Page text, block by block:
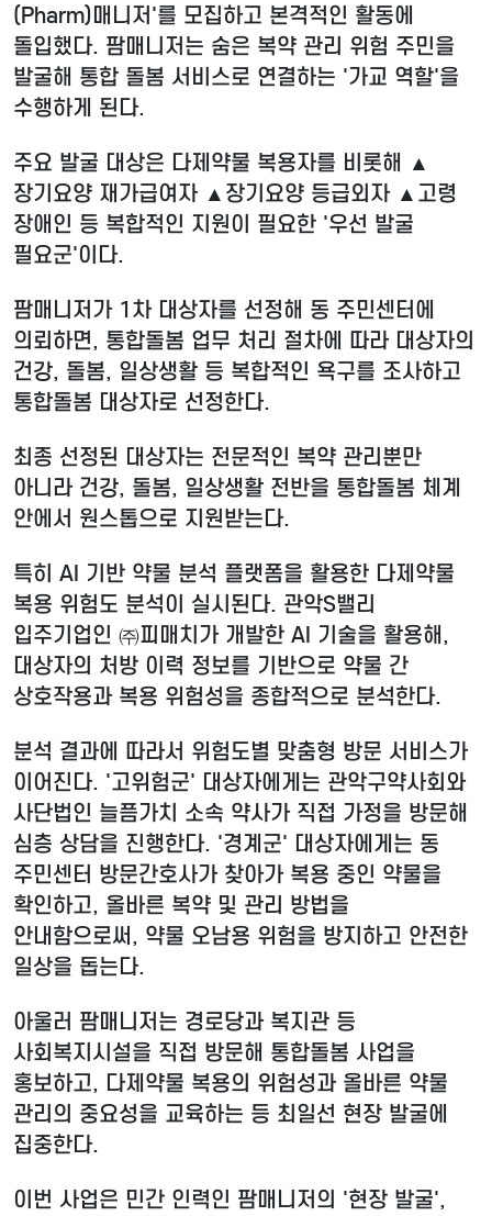
(Pharm)매니저'를 모집하고 본격적인 활동에
돌입했다. 팜매니저는 숨은 복약 관리 위험 주민을
발굴해 통합 돌봄 서비스로 연결하는 '가교 역할'을
수행하게 된다.
주요 발굴 대상은 다제약물 복용자를 비롯해 ▲
장기요양 재가급여자 ▲장기요양 등급외자 ▲고령
장애인 등 복합적인 지원이 필요한 '우선 발굴
필요군'이다.
팜매니저가 1차 대상자를 선정해 동 주민센터에
의뢰하면, 통합돌봄 업무 처리 절차에 따라 대상자의
건강, 돌봄, 일상생활 등 복합적인 욕구를 조사하고
통합돌봄 대상자로 선정한다.
최종 선정된 대상자는 전문적인 복약 관리뿐만
아니라 건강, 돌봄, 일상생활 전반을 통합돌봄 체계
안에서 원스톱으로 지원받는다.
특히 AI 기반 약물 분석 플랫폼을 활용한 다제약물
복용 위험도 분석이 실시된다. 관악S밸리
입주기업인 ㈜피매치가 개발한 AI 기술을 활용해,
대상자의 처방 이력 정보를 기반으로 약물 간
상호작용과 복용 위험성을 종합적으로 분석한다.
분석 결과에 따라서 위험도별 맞춤형 방문 서비스가
이어진다. '고위험군' 대상자에게는 관악구약사회와
사단법인 늘픔가치 소속 약사가 직접 가정을 방문해
심층 상담을 진행한다. '경계군' 대상자에게는 동
주민센터 방문간호사가 찾아가 복용 중인 약물을
확인하고, 올바른 복약 및 관리 방법을
안내함으로써, 약물 오남용 위험을 방지하고 안전한
일상을 돕는다.
아울러 팜매니저는 경로당과 복지관 등
사회복지시설을 직접 방문해 통합돌봄 사업을
홍보하고, 다제약물 복용의 위험성과 올바른 약물
관리의 중요성을 교육하는 등 최일선 현장 발굴에
집중한다.
이번 사업은 민간 인력인 팜매니저의 '현장 발굴',